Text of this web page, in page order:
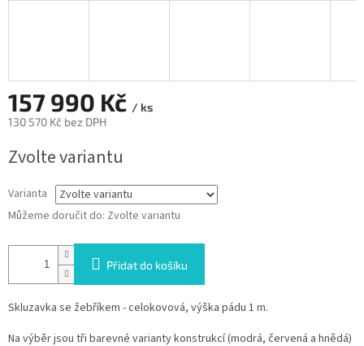
157 990 Kč / ks
130 570 Kč bez DPH
cena:
Zvolte variantu
Varianta
Můžeme doručit do: Zvolte variantu
Přidat do košíku
Skluzavka se žebříkem - celokovová, výška pádu 1 m.
Na výběr jsou tři barevné varianty konstrukcí (modrá, červená a hnědá)